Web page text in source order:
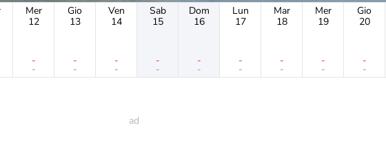
Mer
12
-
-
Gio
13
-
-
Ven
14
-
-
Sab
15
-
-
Dom
16
-
-
Lun
17
-
-
Mar
18
-
-
Mer
19
-
-
Gio
20
-
-